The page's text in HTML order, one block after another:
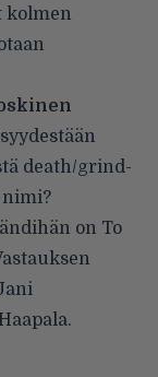
kolmen
death/grind-
nimi?
on To